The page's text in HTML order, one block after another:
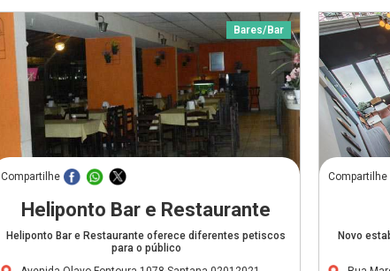
Bares/Bar
Compartilhe
Heliponto Bar e Restaurante
Heliponto Bar e Restaurante oferece diferentes petiscos
para o público
Compartilhe
Novo